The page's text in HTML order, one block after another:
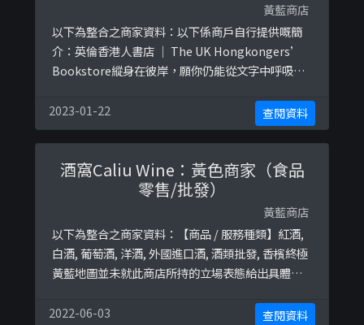
黃藍商店
以下為整合之商家資料：以下係商戶自行提供嘅簡
介：英倫香港人書店 ｜ The UK Hongkongers’
Bookstore縱身在彼岸，願你仍能從文字中呼吸香
諾定咸彼斯頓大馬路112號以下係相關證明貼文：
https://www.facebook.com/in.common.breat
h/posts/122904533633151https://w ...
2023-01-22 查閱資料
酒窩Caliu Wine：黃色商家（食品
零售/批發）
黃藍商店
以下為整合之商家資料：【商品 / 服務種類】紅酒,
白酒, 葡萄酒, 洋酒, 外國進口酒, 酒類批發, 香檳終極
黃藍地圖並未就此商店所持的立場表態給出具體原
2022-06-03
查閱資料